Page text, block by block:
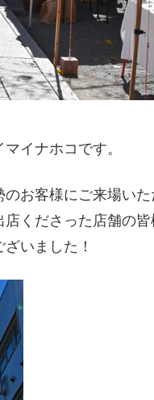
イナホコです。
お客様にご来場い
くださった店舗の
いました！